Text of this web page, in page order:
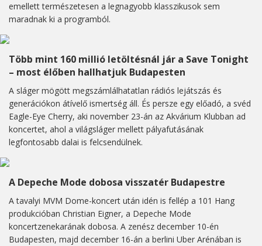
emellett természetesen a legnagyobb klasszikusok sem
maradnak ki a programból.
Több mint 160 millió letöltésnál jár a Save Tonight
– most élőben hallhatjuk Budapesten
A sláger mögött megszámlálhatatlan rádiós lejátszás és
generációkon átívelő ismertség áll. És persze egy előadó, a svéd
Eagle-Eye Cherry, aki november 23-án az Akvárium Klubban ad
koncertet, ahol a világsláger mellett pályafutásának
legfontosabb dalai is felcsendülnek.
A Depeche Mode dobosa visszatér Budapestre
A tavalyi MVM Dome-koncert után idén is fellép a 101 Hang
produkcióban Christian Eigner, a Depeche Mode
koncertzenekarának dobosa. A zenész december 10-én
Budapesten, majd december 16-án a berlini Uber Arénában is